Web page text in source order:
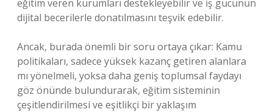
eğitim veren kurumları destekleyebilir ve iş gücünün
dijital becerilerle donatılmasını teşvik edebilir.
Ancak, burada önemli bir soru ortaya çıkar: Kamu
politikaları, sadece yüksek kazanç getiren alanlara
mı yönelmeli, yoksa daha geniş toplumsal faydayı
göz önünde bulundurarak, eğitim sisteminin
çeşitlendirilmesi ve eşitlikçi bir yaklaşım